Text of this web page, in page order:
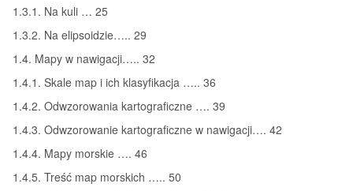
1.3.1. Na kuli … 25
1.3.2. Na elipsoidzie….. 29
1.4. Mapy w nawigacji….. 32
1.4.1. Skale map i ich klasyfikacja ….. 36
1.4.2. Odwzorowania kartograficzne …. 39
1.4.3. Odwzorowanie kartograficzne w nawigacji…. 42
1.4.4. Mapy morskie …. 46
1.4.5. Treść map morskich ….. 50